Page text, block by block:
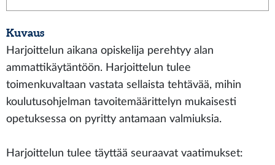
Kuvaus
Harjoittelun aikana opiskelija perehtyy alan
ammattikäytäntöön. Harjoittelun tulee
toimenkuvaltaan vastata sellaista tehtävää, mihin
koulutusohjelman tavoitemäärittelyn mukaisesti
opetuksessa on pyritty antamaan valmiuksia.
Harjoittelun tulee täyttää seuraavat vaatimukset: